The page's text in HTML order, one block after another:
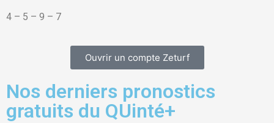
4 – 5 – 9 – 7
Ouvrir un compte Zeturf
Nos derniers pronostics
gratuits du QUinté+